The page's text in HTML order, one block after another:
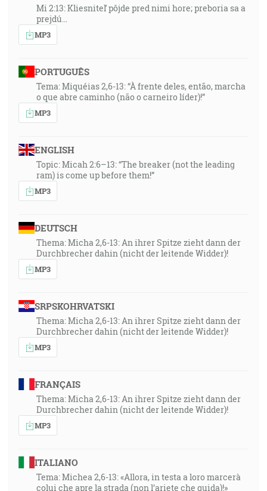
Mi 2:13: Kliesniteľ pôjde pred nimi hore; preboria sa a
prejdú…
MP3
PORTUGUÊS
Tema: Miquéias 2,6-13: “À frente deles, então, marcha
o que abre caminho (não o carneiro líder)!”
MP3
ENGLISH
Topic: Micah 2:6–13: “The breaker (not the leading
ram) is come up before them!”
MP3
DEUTSCH
Thema: Micha 2,6-13: An ihrer Spitze zieht dann der
Durchbrecher dahin (nicht der leitende Widder)!
MP3
SRPSKOHRVATSKI
Thema: Micha 2,6-13: An ihrer Spitze zieht dann der
Durchbrecher dahin (nicht der leitende Widder)!
MP3
FRANÇAIS
Thema: Micha 2,6-13: An ihrer Spitze zieht dann der
Durchbrecher dahin (nicht der leitende Widder)!
MP3
ITALIANO
Tema: Michea 2,6-13: «Allora, in testa a loro marcerà
colui che apre la strada (non l’ariete che guida)!»